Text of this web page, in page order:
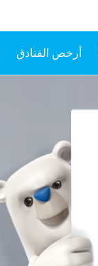
أرخص الفنادق